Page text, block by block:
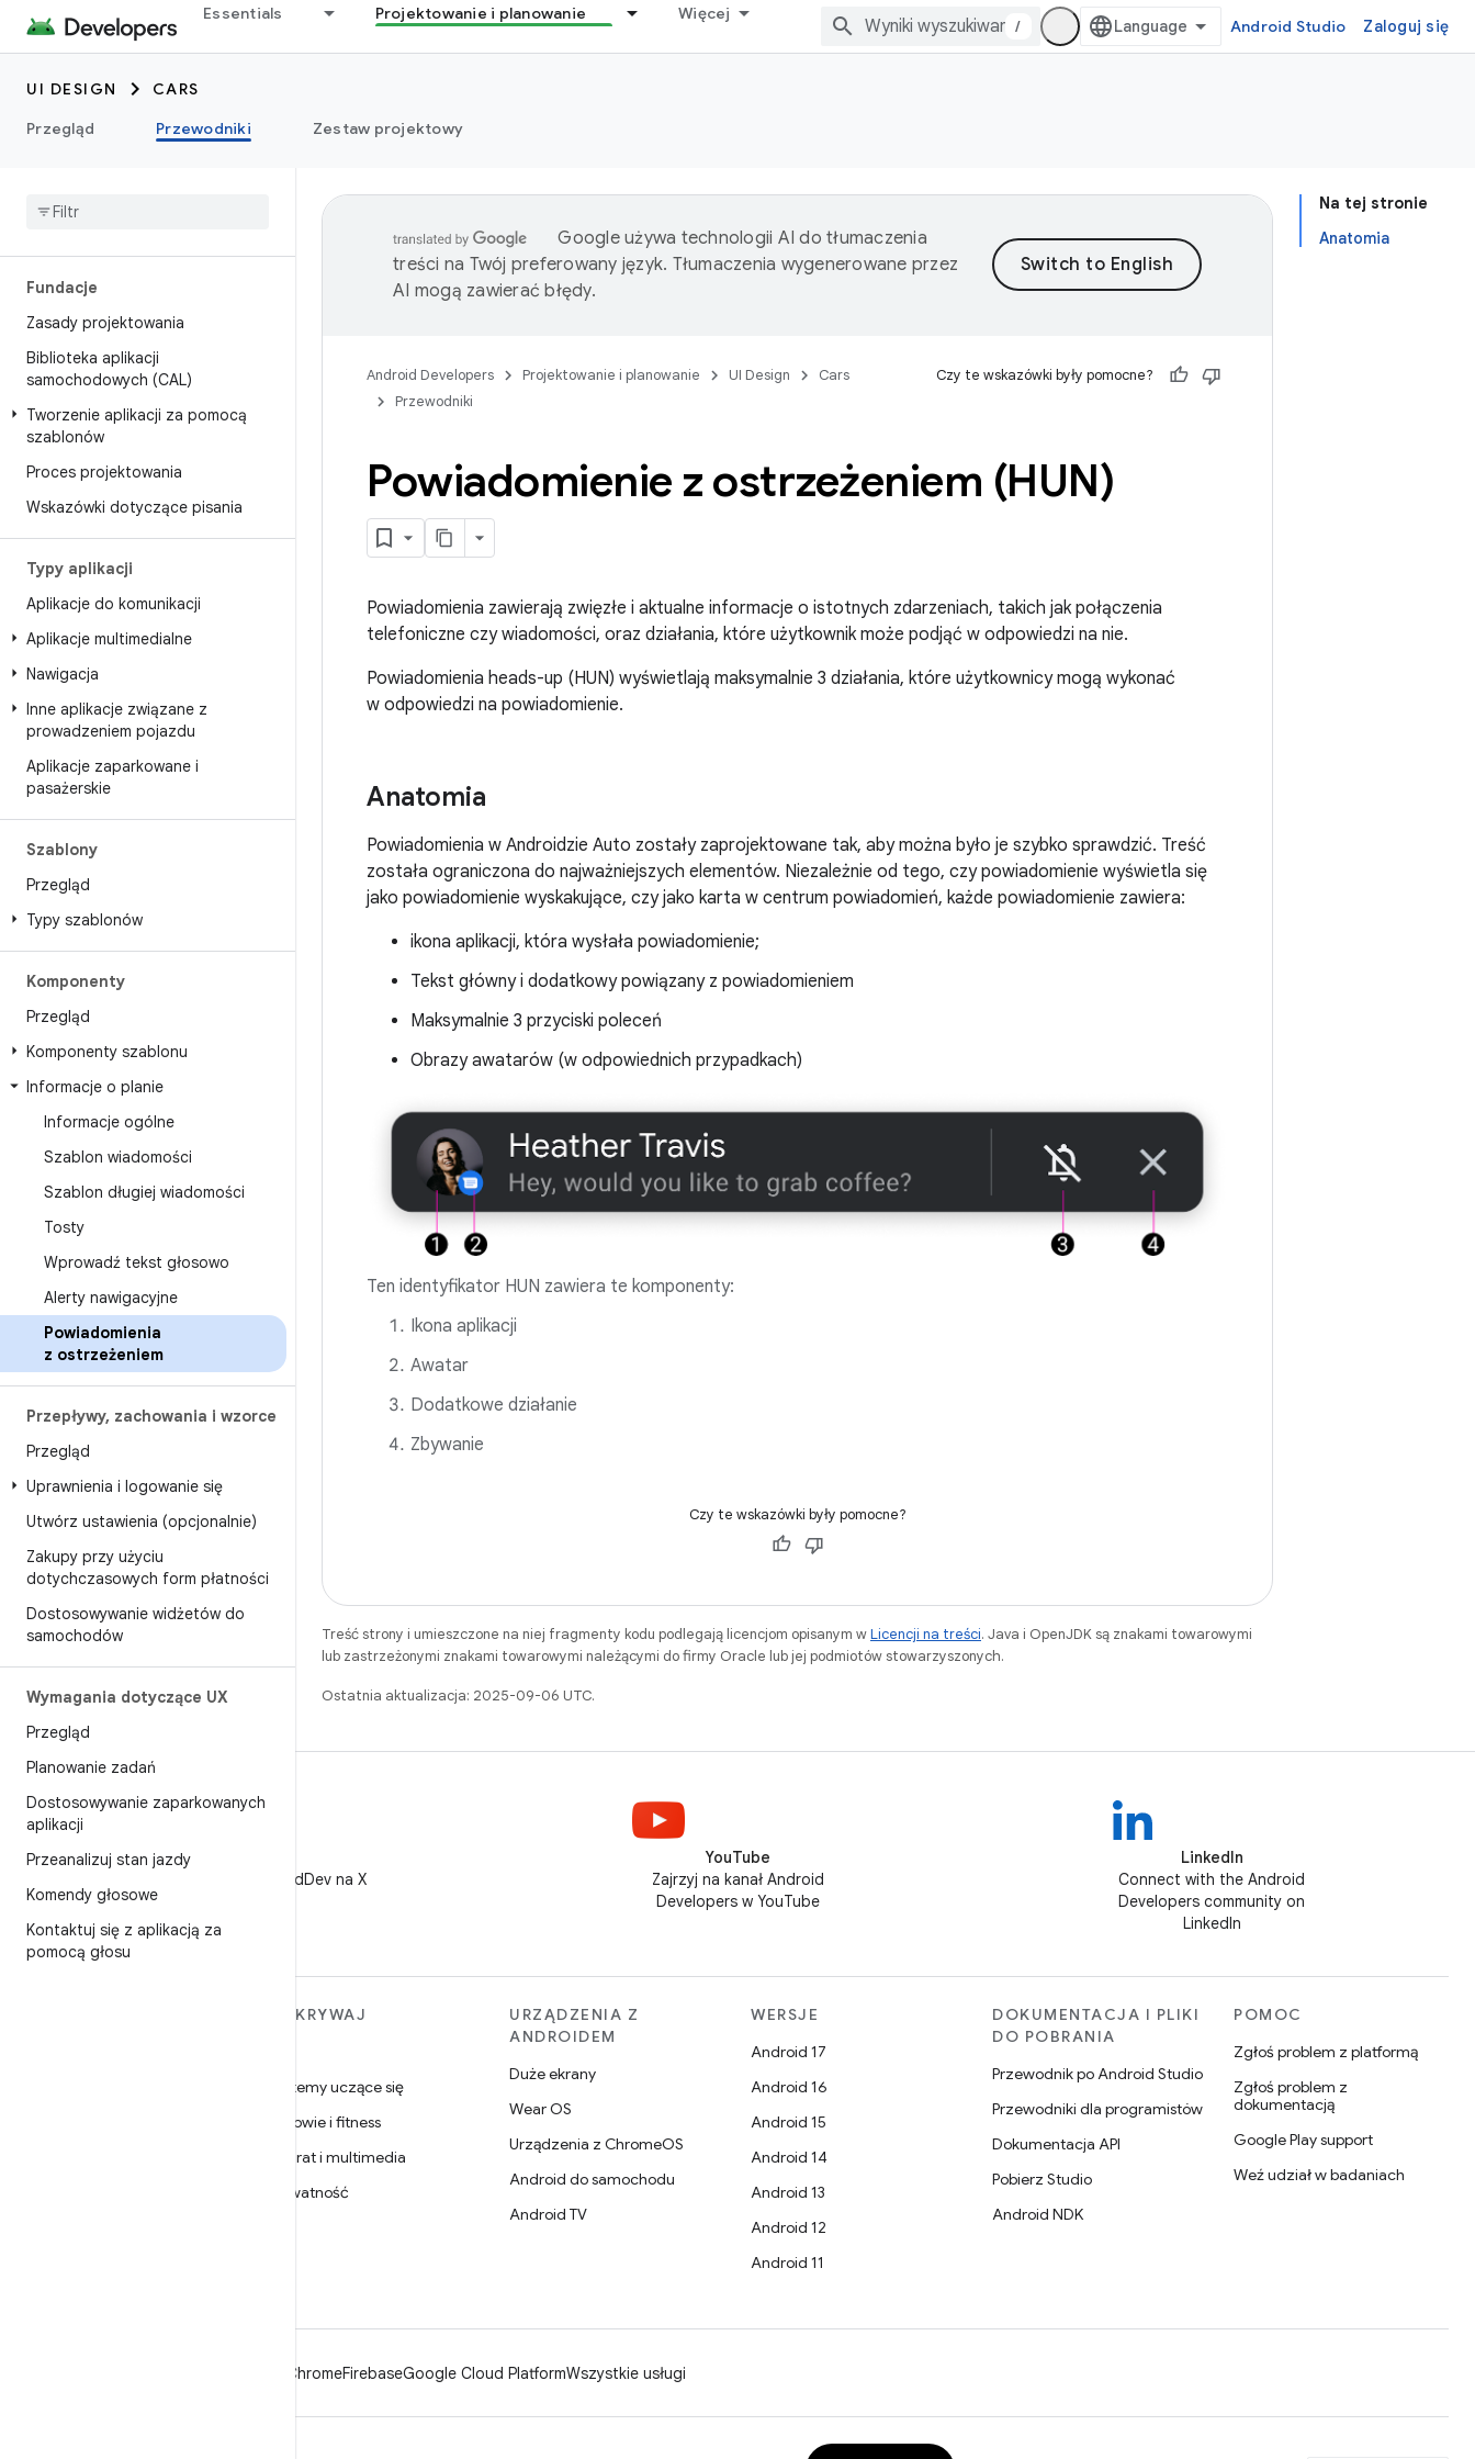
Essentials Projektowanie i planowanie Więcej
/ Android Studio Zaloguj się
UI DESIGN
CARS
Przegląd
Przewodniki Zestaw projektowy
Fundacje
Zasady projektowania
Biblioteka aplikacji
samochodowych (CAL)
Tworzenie aplikacji za pomocą
szablonów
Proces projektowania
Wskazówki dotyczące pisania
Typy aplikacji
Aplikacje do komunikacji
Aplikacje multimedialne
Nawigacja
Inne aplikacje związane z
prowadzeniem pojazdu
Aplikacje zaparkowane i
pasażerskie
Szablony
Przegląd
Typy szablonów
Komponenty
Przegląd
Komponenty szablonu
Informacje o planie
Informacje ogólne
Szablon wiadomości
Szablon długiej wiadomości
Tosty
Wprowadź tekst głosowo
Alerty nawigacyjne
Powiadomienia
z ostrzeżeniem
Przepływy, zachowania i wzorce
Przegląd
Uprawnienia i logowanie się
Utwórz ustawienia (opcjonalnie)
Zakupy przy użyciu
dotychczasowych form płatności
Dostosowywanie widżetów do
samochodów
Wymagania dotyczące UX
Przegląd
Planowanie zadań
Dostosowywanie zaparkowanych
aplikacji
Przeanalizuj stan jazdy
Komendy głosowe
Kontaktuj się z aplikacją za
pomocą głosu
Na tej stronie
Anatomia
Google używa technologii AI do tłumaczenia
treści na Twój preferowany język. Tłumaczenia wygenerowane przez
AI mogą zawierać błędy.
Android Developers Projektowanie i planowanie UI Design
Cars
Przewodniki
Czy te wskazówki były pomocne?
Powiadomienie z ostrzeżeniem (HUN)
Powiadomienia zawierają zwięzłe i aktualne informacje o istotnych zdarzeniach, takich jak połączenia
telefoniczne czy wiadomości, oraz działania, które użytkownik może podjąć w odpowiedzi na nie.
Powiadomienia heads-up (HUN) wyświetlają maksymalnie 3 działania, które użytkownicy mogą wykonać
w odpowiedzi na powiadomienie.
Anatomia
Powiadomienia w Androidzie Auto zostały zaprojektowane tak, aby można było je szybko sprawdzić. Treść
została ograniczona do najważniejszych elementów. Niezależnie od tego, czy powiadomienie wyświetla się
jako powiadomienie wyskakujące, czy jako karta w centrum powiadomień, każde powiadomienie zawiera:
ikona aplikacji, która wysłała powiadomienie;
Tekst główny i dodatkowy powiązany z powiadomieniem
Maksymalnie 3 przyciski poleceń
Obrazy awatarów (w odpowiednich przypadkach)
Ten identyfikator HUN zawiera te komponenty:
Ikona aplikacji
Awatar
Dodatkowe działanie
Zbywanie
Czy te wskazówki były pomocne?
Treść strony i umieszczone na niej fragmenty kodu podlegają licencjom opisanym wLicencji na treści. Java i OpenJDK są znakami towarowymi
lub zastrzeżonymi znakami towarowymi należącymi do firmy Oracle lub jej podmiotów stowarzyszonych.
Ostatnia aktualizacja: 2025-09-06 UTC.
Obserwuj @AndroidDev na X
YouTube
Zajrzyj na kanał Android
Developers w YouTube
LinkedIn
Connect with the Android
Developers community on
LinkedIn
ODKRYWAJ
Systemy uczące się
Zdrowie i fitness
Aparat i multimedia
Prywatność
URZĄDZENIA Z
ANDROIDEM
Duże ekrany
Wear OS
Urządzenia z ChromeOS
Android do samochodu
Android TV
WERSJE
Android 17
Android 16
Android 15
Android 14
Android 13
Android 12
Android 11
DOKUMENTACJA I PLIKI
DO POBRANIA
Przewodnik po Android Studio
Przewodniki dla programistów
Dokumentacja API
Pobierz Studio
Android NDK
POMOC
Zgłoś problem z platformą
Zgłoś problem z
dokumentacją
Google Play support
Weź udział w badaniach
ChromeFirebaseGoogle Cloud PlatformWszystkie usługi